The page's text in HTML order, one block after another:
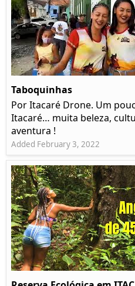
Taboquinhas
Por Itacaré Drone. Um
Itacaré… muita beleza,
aventura !
Added February 3, 2022